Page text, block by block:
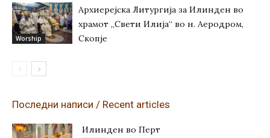
Worship
Архиерејска Литургија за Илинден во
храмот „Свети Илија“ во н. Аеродром,
Скопје
Последни написи / Recent articles
Илинден во Перт